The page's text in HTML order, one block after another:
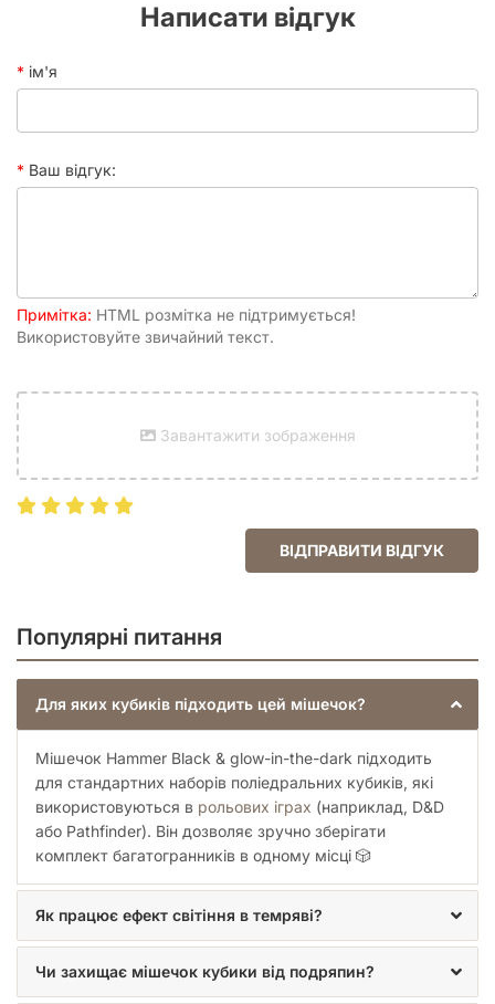
Використання спеціального мішечка — це не лише питання
кілька причин, чому Hammer Black & glow-in-the-dark є
Захист від пошкоджень:М'який матеріал запобігає
появі подряпин та сколів на гранях кубиків, що
особливо важливо для дорогоцінних або рідкісних
Організація простору: Ви більше не будете шукати
загублений d20 на підлозі — всі необхідні кубики
Практичне використання в
настільних іграх
Цей аксесуар підійде як для досвідчених майстрів
підземель (DM), так і для новачків. Він ідеально підходить
використовують поліедральні грані. Мішечок легко
затягується, що гарантує, що жоден кубик не випаде
Поради по догляду за аксесуаром
Щоб люмінесцентний ефект залишався яскравим протягом
тривалого часу, рекомендується:
Періодично «заряджати» мішечок під джерелом
світла (сонце або лампа) перед початком гри в темній
кімнаті.
тканини.
Зберігати виріб у сухому місці, щоб зберегти
цілісність матеріалу.
МішечокHammer Black & glow-in-the-dark— це не просто
аксесуар, а частина вашого ігрового досвіду. Він додає
Написати відгук
ім'я
Ваш відгук:
Примітка: HTML розмітка не підтримується!
Використовуйте звичайний текст.
Завантажити зображення
ВІДПРАВИТИ ВІДГУК
Популярні питання
Для яких кубиків підходить цей мішечок?
Мішечок Hammer Black & glow-in-the-dark підходить
для стандартних наборів поліедральних кубиків, які
використовуються в рольових іграх (наприклад, D&D
або Pathfinder). Він дозволяє зручно зберігати
комплект багатогранників в одному місці 🎲
Як працює ефект світіння в темряві?
Чи захищає мішечок кубики від подряпин?